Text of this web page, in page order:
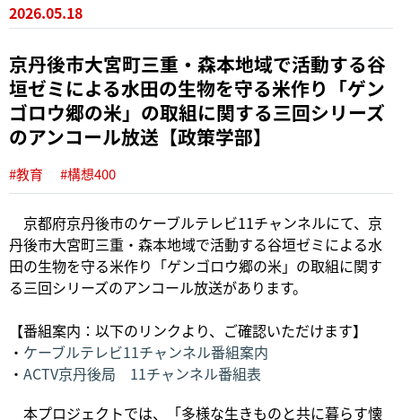
2026.05.18
京丹後市大宮町三重・森本地域で活動する谷
垣ゼミによる水田の生物を守る米作り「ゲン
ゴロウ郷の米」の取組に関する三回シリーズ
のアンコール放送【政策学部】
#教育 #構想400
京都府京丹後市のケーブルテレビ11チャンネルにて、京
丹後市大宮町三重・森本地域で活動する谷垣ゼミによる水
田の生物を守る米作り「ゲンゴロウ郷の米」の取組に関す
る三回シリーズのアンコール放送があります。
【番組案内：以下のリンクより、ご確認いただけます】
・ ケーブルテレビ11チャンネル番組案内
・ ACTV京丹後局 11チャンネル番組表
本プロジェクトでは、「多様な生きものと共に暮らす懐